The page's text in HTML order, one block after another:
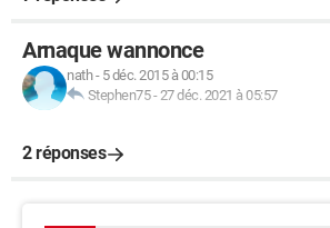
Arnaque wannonce
nath- 5 déc. 2015 à 00:15
Stephen75-27 déc. 2021 à 05:57
2 réponses